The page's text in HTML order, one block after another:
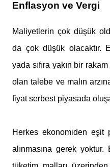
Enflasyon ve Vergi
Maliyetlerin çok düşük
da çok düşük olacaktır.
yada sıfıra yakın bir
olan talebe ve malın
fiyat serbest piyasada
Herkes ekonomiden eşit
alınmasına gerek